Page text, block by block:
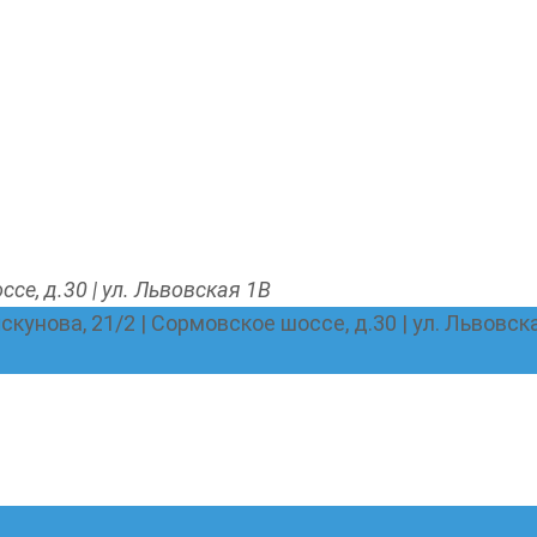
д.30 | ул. Львовская 1В
21/2 | Сормовское шоссе, д.30 | ул.